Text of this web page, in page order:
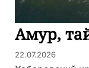
Амур,
22.07.2026